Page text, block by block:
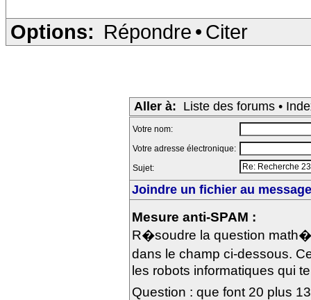
Options: Répondre • Citer
Aller à: Liste des forums •
Votre nom:
Votre adresse électronique:
Sujet:
Joindre un fichier au
Mesure anti-SPAM :
R�soudre la question
dans le champ ci-dessous.
les robots informatiques qui
Question : que font 20 plus